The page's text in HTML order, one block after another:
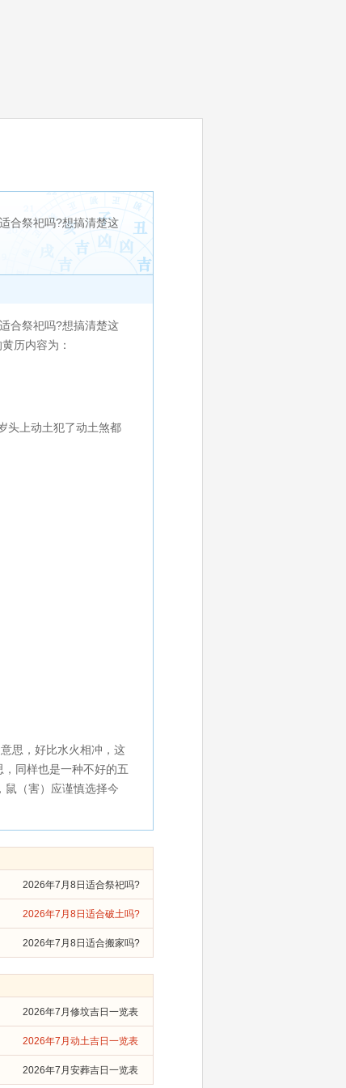
合祭祀吗?想搞清楚这
合祭祀吗?想搞清楚这
历内容为：
头上动土犯了动土煞都
思，好比水火相冲，这
同样也是一种不好的五
鼠（害）应谨慎选择今
2026年7月8日适合祭祀吗?
2026年7月8日适合破土吗?
2026年7月8日适合搬家吗?
2026年7月修坟吉日一览表
2026年7月动土吉日一览表
2026年7月安葬吉日一览表